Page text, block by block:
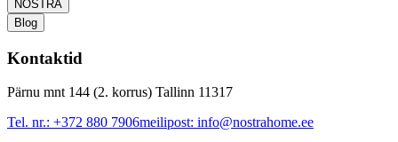
NOSTRA
Blog
Kontaktid
Pärnu mnt 144 (2. korrus) Tallinn 11317
Tel. nr.: +372 880 7906meilipost: info@nostrahome.ee